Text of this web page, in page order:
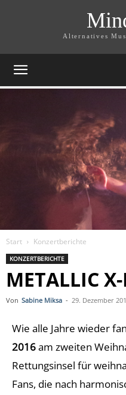
Alternatives
Start Konzertberichte
KONZERTBERICHTE
METALLIC
Von Sabine Miksa - 29. Dezember
Wie alle Jahre wieder
2016am zweiten
Rettungsinsel für
Fans, die nach